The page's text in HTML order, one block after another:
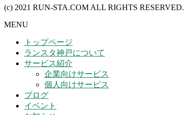
(c) 2021 RUN-STA.COM ALL RIGHTS RESERVED.
MENU
トップページ
ランスタ神戸について
サービス紹介
企業向けサービス
個人向けサービス
ブログ
イベント